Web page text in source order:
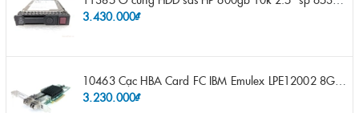
3.430.000₫
3.230.000₫